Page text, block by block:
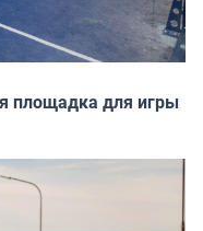
площадка для игры